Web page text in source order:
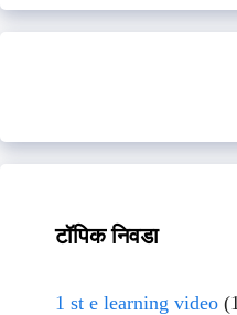
टॉपिक निवडा
1 st e learning video